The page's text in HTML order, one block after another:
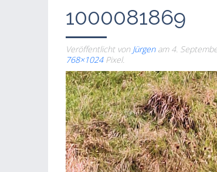
1000081869
Veröffentlicht von Jürgenam 4.
768×1024Pixel.